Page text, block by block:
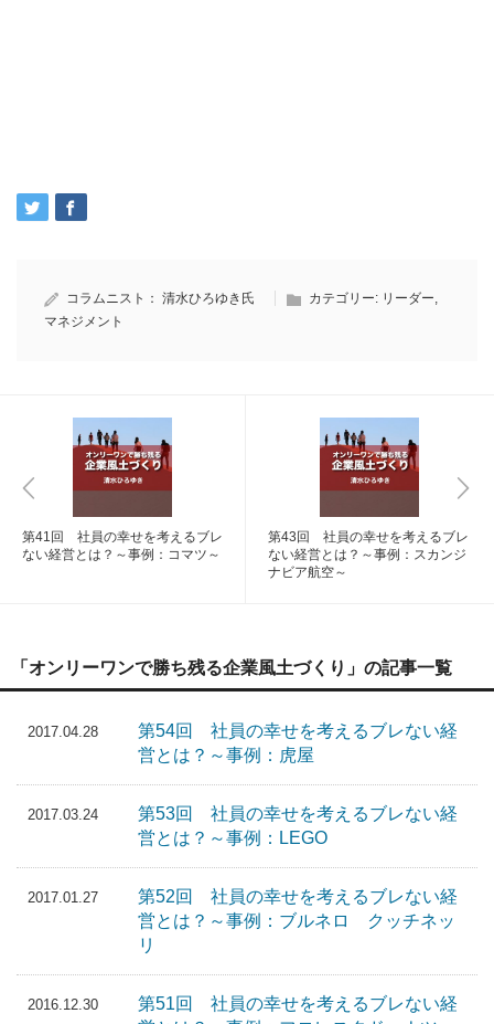
コラムニスト： 清水ひろゆき氏 カテゴリー: リーダー,
マネジメント
第41回 社員の幸せを考えるブレ
ない経営とは？～事例：コマツ～
第43回 社員の幸せを考えるブレ
ない経営とは？～事例：スカンジ
ナビア航空～
「オンリーワンで勝ち残る企業風土づくり」の記事一覧
2017.04.28
第54回 社員の幸せを考えるブレない経
営とは？～事例：虎屋
2017.03.24
第53回 社員の幸せを考えるブレない経
営とは？～事例：LEGO
2017.01.27
第52回 社員の幸せを考えるブレない経
営とは？～事例：ブルネロ クッチネッ
リ
2016.12.30
第51回 社員の幸せを考えるブレない経